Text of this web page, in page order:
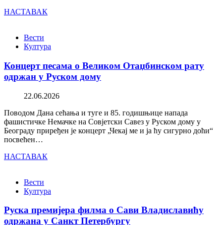
НАСТАВАК
Вести
Култура
Концерт песама о Великом Отаџбинском рату
одржан у Руском дому
22.06.2026
Поводом Дана сећања и туге и 85. годишњице напада
фашистичке Немачке на Совјетски Савез у Руском дому у
Београду приређен је концерт „Чекај ме и ја ћу сигурно доћи“
посвећен…
НАСТАВАК
Вести
Култура
Руска премијера филма о Сави Владиславићу
одржана у Санкт Петербургу